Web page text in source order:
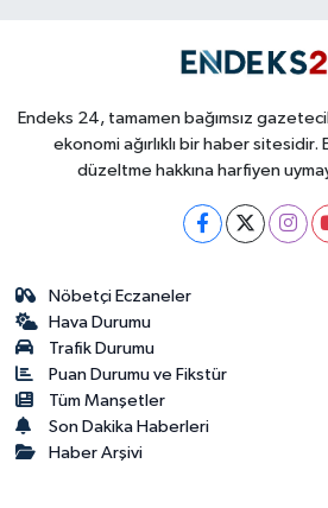
Endeks 24, tamamen bağımsız
ekonomi ağırlıklı bir haber
düzeltme hakkına harfiyen
Nöbetçi Eczaneler
Hava Durumu
Trafik Durumu
Puan Durumu ve Fikstür
Tüm Manşetler
Son Dakika Haberleri
Haber Arşivi